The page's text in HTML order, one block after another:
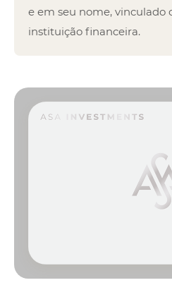
e em seu nome,
instituição financeira.